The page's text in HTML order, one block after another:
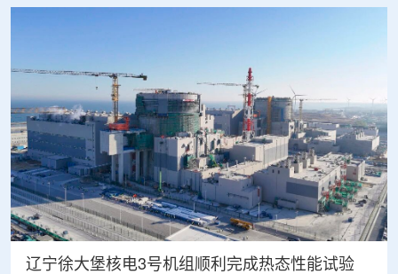
辽宁徐大堡核电3号机组顺利完成热态性能试验